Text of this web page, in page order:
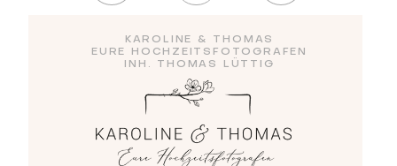
KAROLINE & THOMAS
EURE HOCHZEITSFOTOGRAFEN
INH. THOMAS LÜTTIG
Blog
Impressum